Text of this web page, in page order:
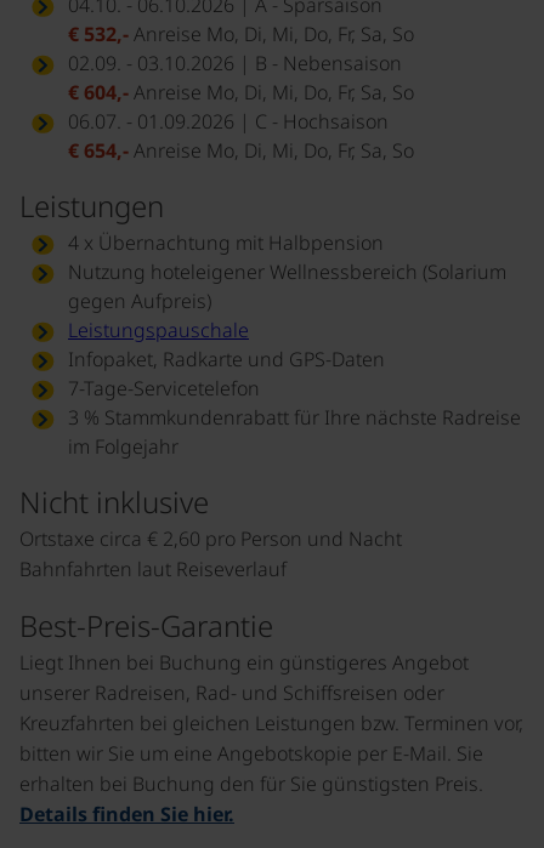
€ 532,-Anreise Mo, Di, Mi, Do, Fr, Sa, So
02.09. - 03.10.2026 | B - Nebensaison
€ 604,-Anreise Mo, Di, Mi, Do, Fr, Sa, So
06.07. - 01.09.2026 | C - Hochsaison
€ 654,-Anreise Mo, Di, Mi, Do, Fr, Sa, So
Leistungen
4 x Übernachtung mit Halbpension
Nutzung hoteleigener Wellnessbereich (Solarium
gegen Aufpreis)
Leistungspauschale
Infopaket, Radkarte und GPS-Daten
7-Tage-Servicetelefon
3 % Stammkundenrabatt für Ihre nächste Radreise
im Folgejahr
Nicht inklusive
Ortstaxe circa € 2,60 pro Person und Nacht
Bahnfahrten laut Reiseverlauf
Best-Preis-Garantie
Liegt Ihnen bei Buchung ein günstigeres Angebot
unserer Radreisen, Rad- und Schiffsreisen oder
Kreuzfahrten bei gleichen Leistungen bzw. Terminen vor,
bitten wir Sie um eine Angebotskopie per E-Mail. Sie
erhalten bei Buchung den für Sie günstigsten Preis.
Details finden Sie hier.